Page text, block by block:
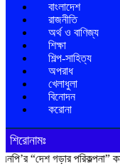
বাংলাদেশ
রাজনীতি
অর্থ ও বাণিজ্য
শিক্ষা
শিল্প-সাহিত্য
অপরাধ
খেলাধুলা
বিনোদন
করোনা
শিরোনামঃ
গড়ার পরিকল্পনা” কর্মসূচী পালিত